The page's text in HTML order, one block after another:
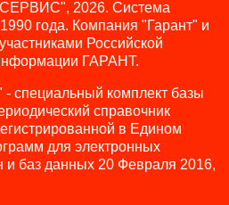
2026. Система
года. Компания "Гарант" и
Российской
ГАРАНТ.
специальный комплект базы
справочник
в Едином
для электронных
баз данных 20 Февраля 2016,